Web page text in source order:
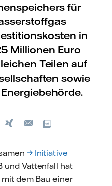
für
in
Millionen Euro
Teilen auf
sowie
Xing
E-
→ Initiative
und Vattenfall hat
dem Bau einer